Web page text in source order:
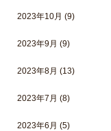
2023年10月 (9)
2023年9月 (9)
2023年8月 (13)
2023年7月 (8)
2023年6月 (5)